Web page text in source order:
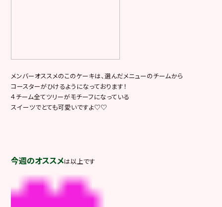
メンバーオススメのこのケーキは、選んだメニューのチームから
コースターがひけるようになっております！
４チーム全てツリーがモチーフになっている
スイーツでとても可愛いですよ♡♡
今週のオススメは以上です